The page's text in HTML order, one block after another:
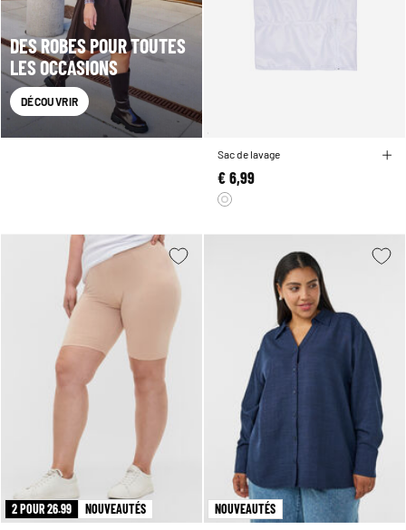
DES ROBES POUR TOUTES
LES OCCASIONS
DÉCOUVRIR
Sac de lavage
€ 6,99
2 POUR 26.99 NOUVEAUTÉS NOUVEAUTÉS